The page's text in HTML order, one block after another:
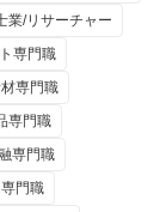
業/リサーチャー
専門職
専門職
専門職
専門職
門職